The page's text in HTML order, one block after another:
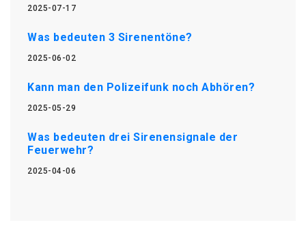
2025-07-17
Was bedeuten 3 Sirenentöne?
2025-06-02
Kann man den Polizeifunk noch Abhören?
2025-05-29
Was bedeuten drei Sirenensignale der
Feuerwehr?
2025-04-06